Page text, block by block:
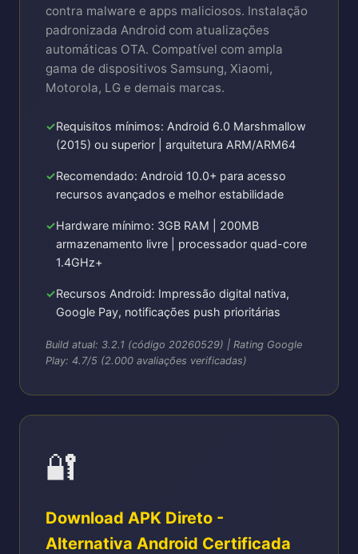
contra malware e apps maliciosos. Instalação
padronizada Android com atualizações
automáticas OTA. Compatível com ampla
gama de dispositivos Samsung, Xiaomi,
Motorola, LG e demais marcas.
Requisitos mínimos: Android 6.0 Marshmallow
(2015) ou superior | arquitetura ARM/ARM64
Recomendado: Android 10.0+ para acesso
recursos avançados e melhor estabilidade
Hardware mínimo: 3GB RAM | 200MB
armazenamento livre | processador quad-core
1.4GHz+
Recursos Android: Impressão digital nativa,
Google Pay, notificações push prioritárias
Build atual: 3.2.1 (código 20260529) | Rating Google
Play: 4.7/5 (2.000 avaliações verificadas)
🔐
Download APK Direto -
Alternativa Android Certificada